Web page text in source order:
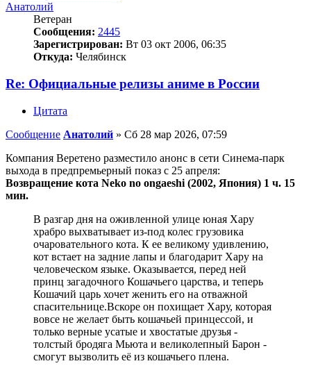
Анатолий
Ветеран
Сообщения: 2445
Зарегистрирован: Вт 03 окт 2006, 06:35
Откуда: Челябинск
Re: Официальные релизы аниме в России
Цитата
Сообщение Анатолий » Сб 28 мар 2026, 07:59
Компания Веретено разместило анонс в сети Синема-парк
выхода в предпремьерный показ с 25 апреля:
Возвращение кота Neko no ongaeshi (2002, Япония) 1 ч. 15
мин.
В разгар дня на оживленной улице юная Хару
храбро выхватывает из-под колес грузовика
очаровательного кота. К ее великому удивлению,
кот встает на задние лапы и благодарит Хару на
человеческом языке. Оказывается, перед ней
принц загадочного Кошачьего царства, и теперь
Кошачий царь хочет женить его на отважной
спасительнице.Вскоре он похищает Хару, которая
вовсе не желает быть кошачьей принцессой, и
только верные усатые и хвостатые друзья -
толстый бродяга Мьюта и великолепный Барон -
смогут вызволить её из кошачьего плена.